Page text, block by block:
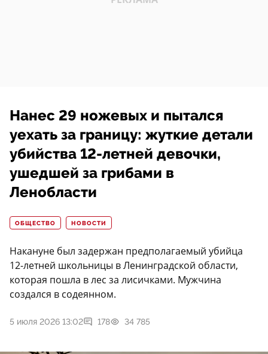
Нанес 29 ножевых и пытался
уехать за границу: жуткие детали
убийства 12-летней девочки,
ушедшей за грибами в
Ленобласти
ОБЩЕСТВО НОВОСТИ
Накануне был задержан предполагаемый убийца
12-летней школьницы в Ленинградской области,
которая пошла в лес за лисичками. Мужчина
создался в содеянном.
5 июля 2026 13:02 178 34 785